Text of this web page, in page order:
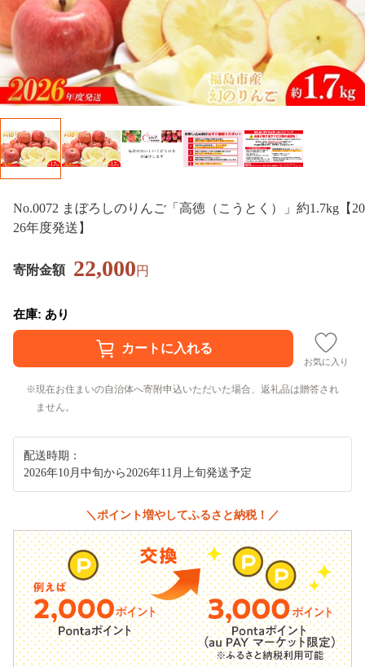
No.0072 まぼろしのりんご「高徳（こうとく）」約1.7kg【20
26年度発送】
寄附金額 22,000円
在庫: あり
お気に入り
現在お住まいの自治体へ寄附申込いただいた場合、返礼品は贈答され
ません。
配送時期：
2026年10月中旬から2026年11月上旬発送予定
＼ポイント増やしてふるさと納税！／